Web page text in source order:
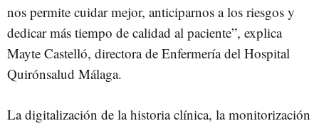
nos permite cuidar mejor, anticiparnos a los riesgos y
dedicar más tiempo de calidad al paciente”, explica
Mayte Castelló, directora de Enfermería del Hospital
Quirónsalud Málaga.
La digitalización de la historia clínica, la monitorización